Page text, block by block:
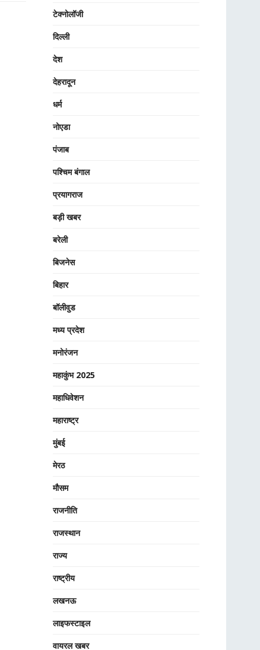
टेक्नोलॉजी
दिल्ली
देश
देहरादून
धर्म
नोएडा
पंजाब
पश्चिम बंगाल
प्रयागराज
बड़ी खबर
बरेली
बिजनेस
बिहार
बॉलीवुड
मध्य प्रदेश
मनोरंजन
महाकुंभ 2025
महाधिवेशन
महाराष्ट्र
मुंबई
मेरठ
मौसम
राजनीति
राजस्थान
राज्य
राष्ट्रीय
लखनऊ
लाइफस्टाइल
वायरल खबर